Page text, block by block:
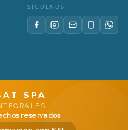
SÍGUENOS
SPA
reservados